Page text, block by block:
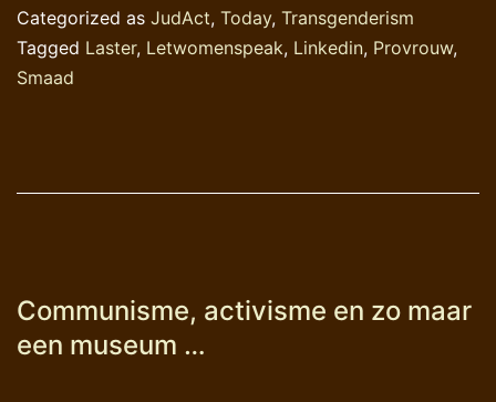
in
Amsterdam
Categorized as JudAct, Today, Transgenderism
Tagged Laster, Letwomenspeak, Linkedin, Provrouw,
Smaad
Communisme, activisme en zo maar
een museum …